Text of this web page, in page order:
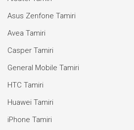
Asus Zenfone Tamiri
Avea Tamiri
Casper Tamiri
General Mobile Tamiri
HTC Tamiri
Huawei Tamiri
iPhone Tamiri